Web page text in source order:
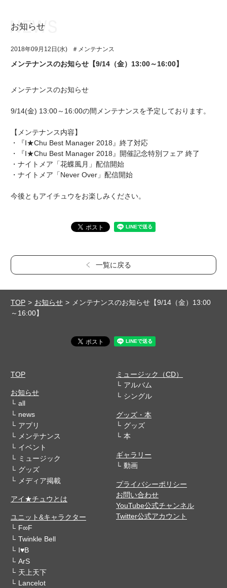
イベント・キャンペーン
ミュージック
グッズ・本
ギャラリー
アプリゲーム
イベント・キャンペーン
ミュージック
グッズ・本
ギャラリー
お知らせ
2018年09月12日(水) ＃メンテナンス
メンテナンスのお知らせ【9/14（金）13:00～16:00】
メンテナンスのお知らせ
9/14(金) 13:00～16:00の間メンテナンスを予定しております。
【メンテナンス内容】
・『I★Chu Best Manager 2018』終了対応
・『I★Chu Best Manager 2018』開催記念特別フェア 終了
・ナイトメア「花蝶風月」配信開始
・ナイトメア「Never Over」配信開始
今後ともアイチュウをお楽しみください。
一覧に戻る
TOP お知らせ
メンテナンスのお知らせ【9/14（金）13:00
～16:00】
TOP
お知らせ
all
news
アプリ
メンテナンス
イベント
ミュージック
グッズ
メディア掲載
アイ★チュウとは
ユニット&キャラクター
F∞F
Twinkle Bell
I♥B
ArS
天上天下
Lancelot
ミュージック（CD）
アルバム
シングル
グッズ・本
グッズ
本
ギャラリー
動画
プライバシーポリシー
お問い合わせ
YouTube公式チャンネル
Twitter公式アカウント